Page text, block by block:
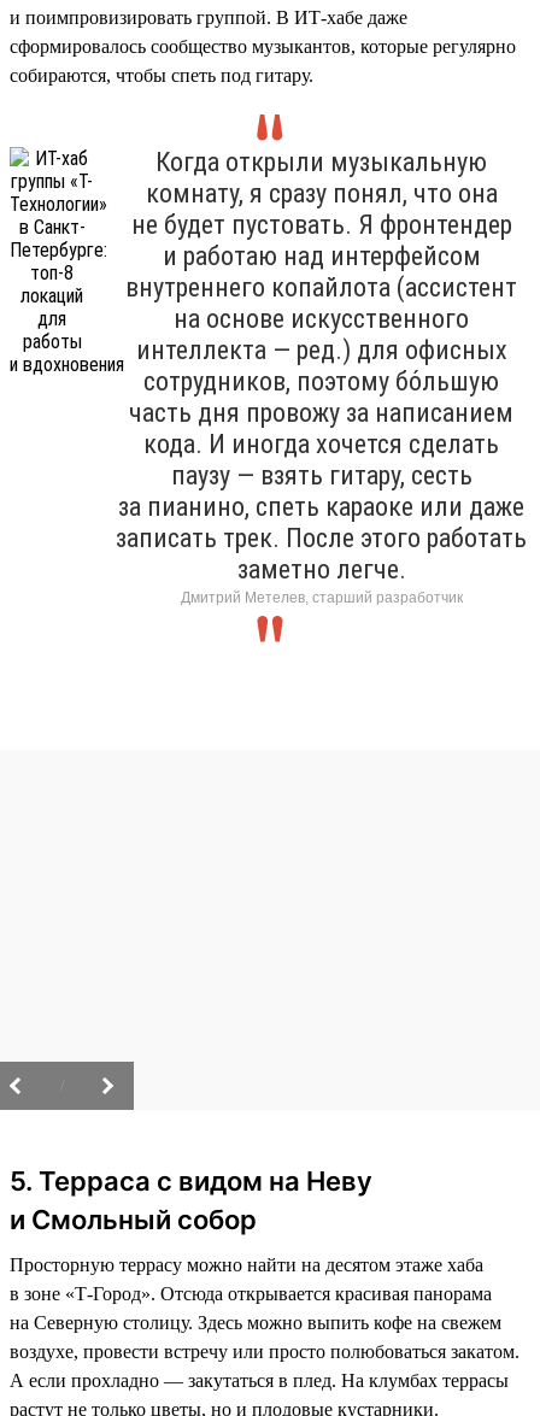
и поимпровизировать группой. В ИТ-хабе даже
сформировалось сообщество музыкантов, которые регулярно
собираются, чтобы спеть под гитару.
Когда открыли музыкальную
комнату, я сразу понял, что она
не будет пустовать. Я фронтендер
и работаю над интерфейсом
внутреннего копайлота (ассистент
на основе искусственного
интеллекта — ред.) для офисных
сотрудников, поэтому бо́льшую
часть дня провожу за написанием
кода. И иногда хочется сделать
паузу — взять гитару, сесть
за пианино, спеть караоке или даже
записать трек. После этого работать
заметно легче.
Дмитрий Метелев, старший разработчик
5. Терраса с видом на Неву
и Смольный собор
Просторную террасу можно найти на десятом этаже хаба
в зоне «Т-Город». Отсюда открывается красивая панорама
на Северную столицу. Здесь можно выпить кофе на свежем
воздухе, провести встречу или просто полюбоваться закатом.
А если прохладно — закутаться в плед. На клумбах террасы
растут не только цветы, но и плодовые кустарники.